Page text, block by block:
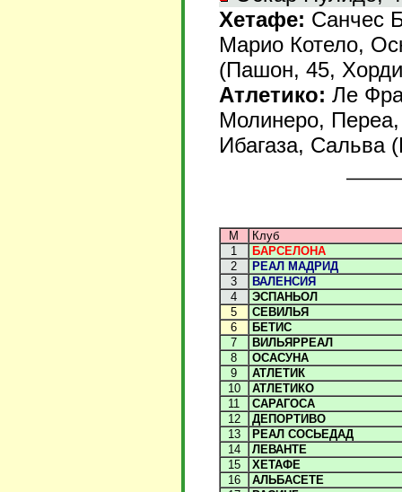
Хетафе: Санчес
Марио Котело,
(Пашон, 45,
Атлетико: Ле
Молинеро,
Ибагаза, Сальва
М
Клуб
1
БАРСЕЛОНА
2
РЕАЛ МАДРИД
3
ВАЛЕНСИЯ
4
ЭСПАНЬОЛ
5
СЕВИЛЬЯ
6
БЕТИС
7
ВИЛЬЯРРЕАЛ
8
ОСАСУНА
9
АТЛЕТИК
10
АТЛЕТИКО
11
САРАГОСА
12
ДЕПОРТИВО
13
РЕАЛ СОСЬЕДАД
14
ЛЕВАНТЕ
15
ХЕТАФЕ
16
АЛЬБАСЕТЕ